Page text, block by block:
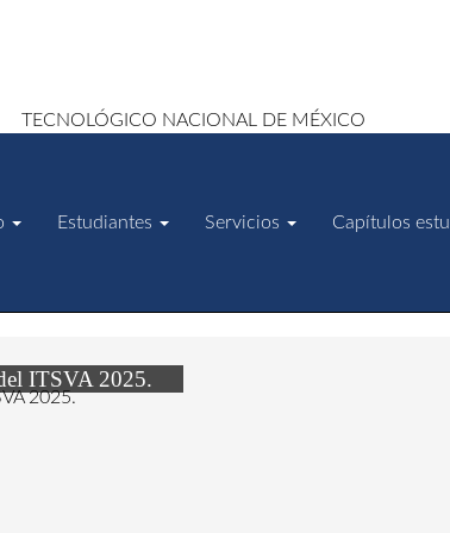
Estudiantes Servicios Capítulos
ITSVA 2025.